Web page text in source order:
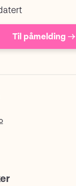
Til påmelding →